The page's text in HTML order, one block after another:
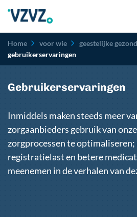
Kruimelpad
Home voor wie
geestelijke
gebruikerservaringen
Gebruikerservaringen
Inmiddels maken steeds meer
zorgaanbieders gebruik van
zorgprocessen te
registratielast en betere
meenemen in de verhalen van